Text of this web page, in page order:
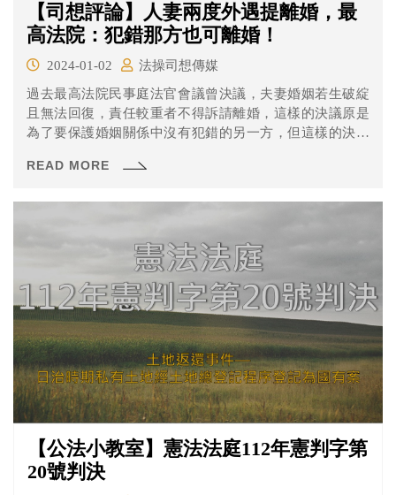
【司想評論】人妻兩度外遇提離婚，最
高法院：犯錯那方也可離婚！
2024-01-02
法操司想傳媒
過去最高法院民事庭法官會議曾決議，夫妻婚姻若生破綻
且無法回復，責任較重者不得訴請離婚，這樣的決議原是
為了要保護婚姻關係中沒有犯錯的另一方，但這樣的決議
其他人重組家庭，而另一方卻不允許，長久下來兩人的關
READ MORE
【公法小教室】憲法法庭112年憲判字第
20號判決